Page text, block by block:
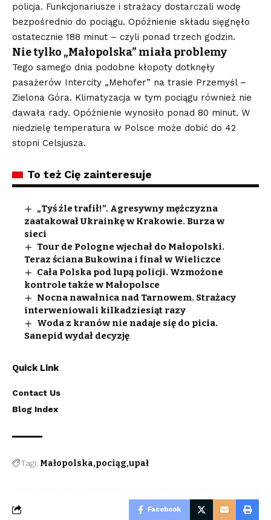
policja. Funkcjonariusze i strażacy dostarczali wodę
bezpośrednio do pociągu. Opóźnienie składu sięgnęło
ostatecznie 188 minut – czyli ponad trzech godzin.
Nie tylko „Małopolska” miała problemy
Tego samego dnia podobne kłopoty dotknęły
pasażerów Intercity „Mehofer” na trasie Przemyśl –
Zielona Góra. Klimatyzacja w tym pociągu również nie
dawała rady. Opóźnienie wynosiło ponad 80 minut. W
niedzielę temperatura w Polsce może dobić do 42
stopni Celsjusza.
To też Cię zainteresuje
„Tyś źle trafił!”. Agresywny mężczyzna
zaatakował Ukrainkę w Krakowie. Burza w
sieci
Tour de Pologne wjechał do Małopolski.
Teraz ściana Bukowina i finał w Wieliczce
Cała Polska pod lupą policji. Wzmożone
kontrole także w Małopolsce
Nocna nawałnica nad Tarnowem. Strażacy
interweniowali kilkadziesiąt razy
Woda z kranów nie nadaje się do picia.
Sanepid wydał decyzję
Quick Link
Contact Us
Blog Index
Tagi: Małopolska pociąg upał
Facebook